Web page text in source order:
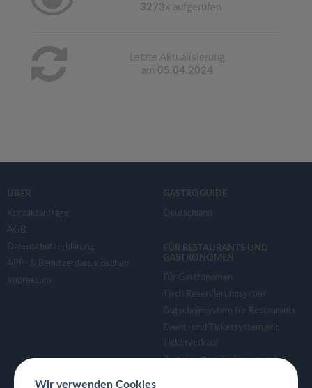
3273x aufgerufen
Letzte Aktualisierung
am 05.04.2024
ÜBER
Kontaktanfrage
AGB
Datenschutzerklärung
APP- & Benutzerdaten löschen
Impressum
GASTROGUIDE
Deutschland
FÜR RESTAURANTS UND
GASTRONOMEN
Für Gastronomen
Tisch Reservierungsystem
Gutscheinsystem für Restaurants
Event- und Ticketsystem mit
Ticketverkauf
Bestellsystem Lieferung und
Wir verwenden Cookies